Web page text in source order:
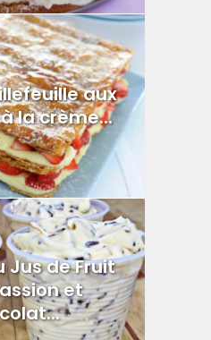
aux
la crème...
Jus de Fruit
et